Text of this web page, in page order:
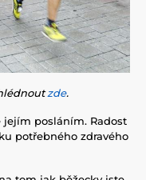
zde.
jejím posláním. Radost
potřebného zdravého